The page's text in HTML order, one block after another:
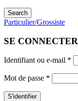
Search
Particulier/Grossiste
SE CONNECTER
Identifiant ou e-mail *
Mot de passe *
S'identifier